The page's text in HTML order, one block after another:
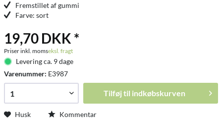
Fremstillet af gummi
Farve: sort
19,70 DKK *
Priser inkl. momseksl. fragt
Levering ca. 9 dage
Varenummer: E3987
Tilføj til indkøbskurven
Husk Kommentar